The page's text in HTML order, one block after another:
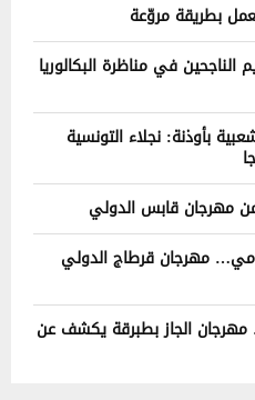
بطريقة مروّعة
الناجحين في مناظرة البكالوريا
بأوذنة: نجلاء التونسية
من مهرجان قابس الدولي
مهرجان قرطاج الدولي
الجاز بطبرقة يكشف عن